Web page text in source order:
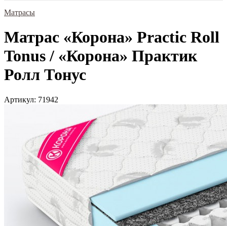
Матрасы
Матрас «Корона» Practic Roll
Tonus / «Корона» Практик
Ролл Тонус
Артикул: 71942